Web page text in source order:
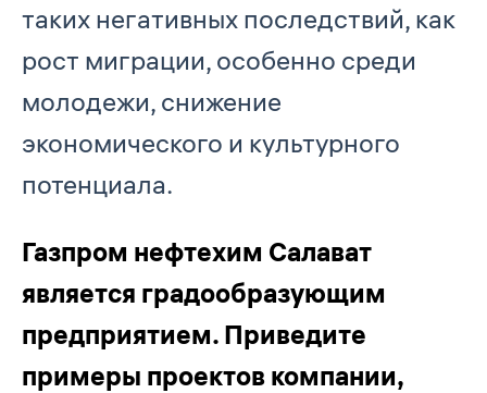
таких негативных последствий, как
рост миграции, особенно среди
молодежи, снижение
экономического и культурного
потенциала.
Газпром нефтехим Салават
является градообразующим
предприятием. Приведите
примеры проектов компании,